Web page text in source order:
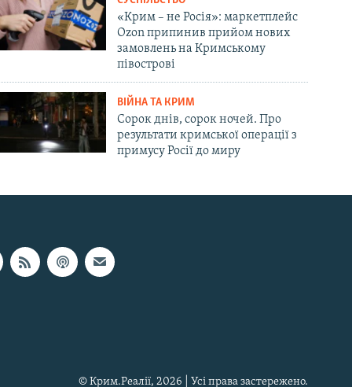
«Крим – не Росія»: маркетплейс
Ozon припинив прийом нових
замовлень на Кримському
півострові
ВІЙНА ТА КРИМ
Сорок днів, сорок ночей. Про
результати кримської операції з
примусу Росії до миру
© Крим.Реалії, 2026 | Усі права застережено.